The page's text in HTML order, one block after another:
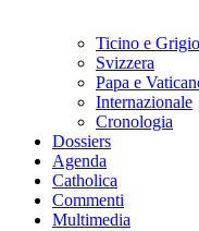
Ticino e
Svizzera
Papa e
Internazionale
Cronologia
Dossiers
Agenda
Catholica
Commenti
Multimedia